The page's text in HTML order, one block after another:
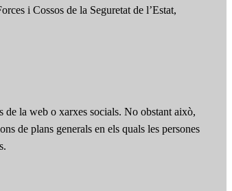
i Cossos de la Seguretat de l’Estat,
la web o xarxes socials. No obstant això,
de plans generals en els quals les persones